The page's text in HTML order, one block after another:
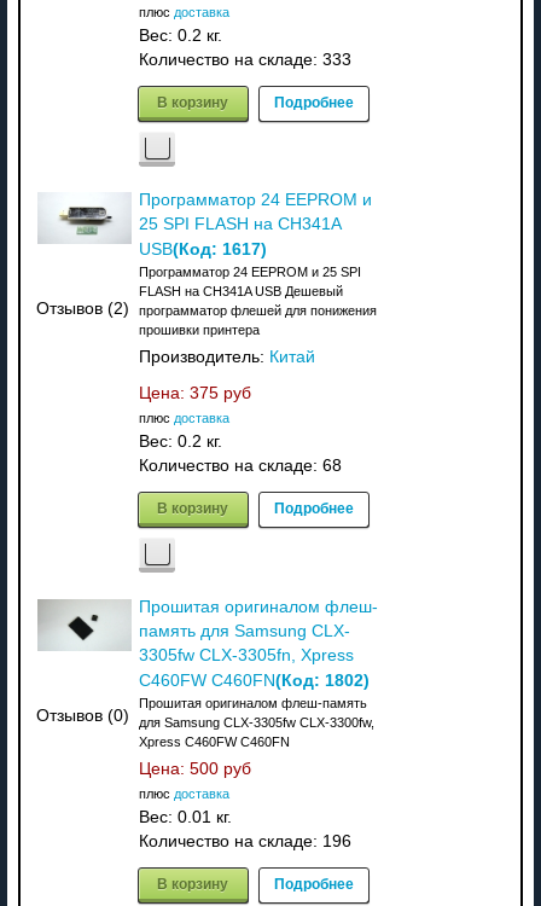
плюс доставка
Вес: 0.2 кг.
Количество на складе: 333
В корзину Подробнее
Отзывов (2)
Программатор 24 EEPROM и
25 SPI FLASH на CH341A
USB(Код: 1617)
Программатор 24 EEPROM и 25 SPI
FLASH на CH341A USB Дешевый
программатор флешей для понижения
прошивки принтера
Производитель: Китай
Цена: 375 руб
плюс доставка
Вес: 0.2 кг.
Количество на складе: 68
В корзину Подробнее
Отзывов (0)
Прошитая оригиналом флеш-
память для Samsung CLX-
3305fw CLX-3305fn, Xpress
C460FW C460FN(Код: 1802)
Прошитая оригиналом флеш-память
для Samsung CLX-3305fw CLX-3300fw,
Xpress C460FW C460FN
Цена: 500 руб
плюс доставка
Вес: 0.01 кг.
Количество на складе: 196
В корзину Подробнее